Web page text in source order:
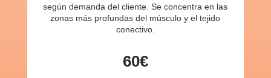
según demanda del cliente. Se concentra en las
zonas más profundas del músculo y el tejido
conectivo.
60€